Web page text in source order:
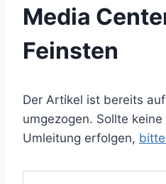
Media
Feinsten
Der Artikel ist bereits
umgezogen. Sollte
Umleitung erfolgen,